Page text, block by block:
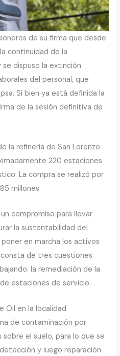
de su firma que desde
continuidad de la
dispuso la extinción
del personal, que
Si bien ya está definida la
de la sesión definitiva de
la refinería de San Lorenzo
220 estaciones
La compra se realizó por
millones.
compromiso para llevar
la sustentabilidad del
en marcha los activos
de tres cuestiones
la remediación de la
estaciones de servicio.
Oil en la localidad
de contaminación por
el suelo, para lo que se
y luego reparación